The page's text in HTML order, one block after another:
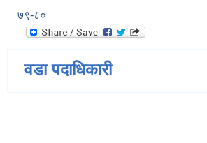
७९-८०
वडा पदाधिकारी